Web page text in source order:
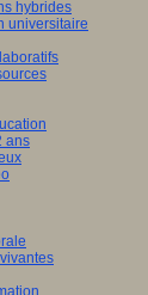
hybrides
universitaire
ans